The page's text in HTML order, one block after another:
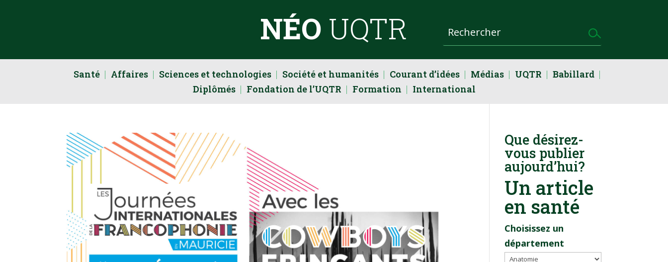
NÉO UQTR
Santé Affaires Sciences et technologies Société et humanités Courant d’idées Médias UQTR
Babillard
Diplômés
Fondation de l’UQTR Formation International
Que désirez-
vous publier
aujourd’hui?
Un article
en santé
Choisissez un
département